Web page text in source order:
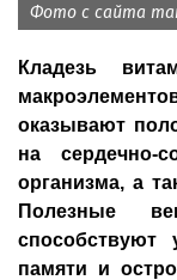
Фото с сайта
Кладезь
оказывают
на сердечно-
организма, а
Полезные
способствуют
памяти и